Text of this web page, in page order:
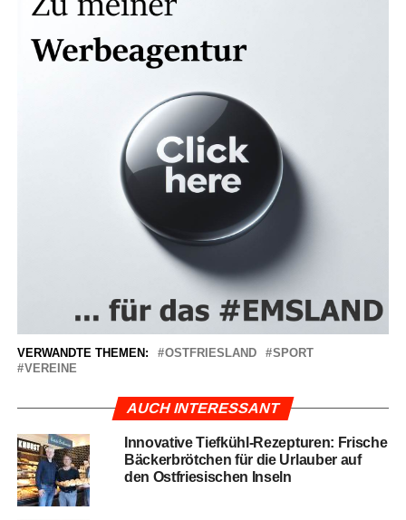
VERWANDTE THEMEN: OSTFRIESLAND
SPORT
VEREINE
AUCH INTERESSANT
Inno­va­ti­ve Tief­kühl-Rezep­tu­ren: Fri­sche
Bäcker­bröt­chen für die Urlau­ber auf
den Ost­frie­si­schen Inseln